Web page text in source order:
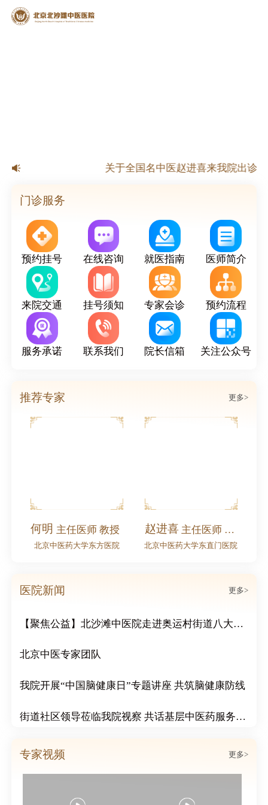
关于全国名中医赵进喜来我院出诊的
门诊服务
预约挂号 在线咨询 就医指南 医师简介
来院交通 挂号须知 专家会诊 预约流程
服务承诺 联系我们 院长信箱 关注公众号
推荐专家 更多>
何明 主任医师 教授
北京中医药大学东方医院
赵进喜 主任医师 全国名中医
北京中医药大学东直门医院
医院新闻 更多>
传递冬日温情：北沙滩中医院为市民免费赠送腊八粥
北京中医专家团队
我院开展“中国脑健康日”专题讲座 共筑脑健康防线
北沙滩中医医院心脑血管科举行案例说明会
专家视频 更多>